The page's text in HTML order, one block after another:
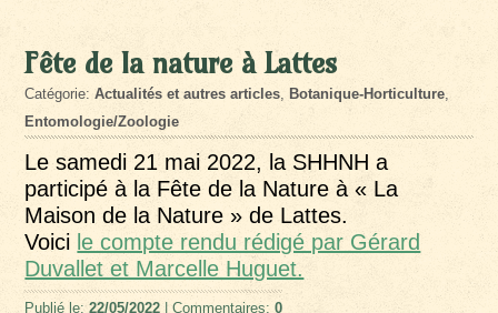
Fête de la nature à Lattes
Catégorie:Actualités et autres articles Botanique-Horticulture
Entomologie/Zoologie
Le samedi 21 mai 2022, la SHHNH a
participé à la Fête de la Nature à « La
Maison de la Nature » de Lattes.
Voici le compte rendu rédigé par Gérard
Duvallet et Marcelle Huguet.
Publié le:22/05/2022 | Commentaires:0